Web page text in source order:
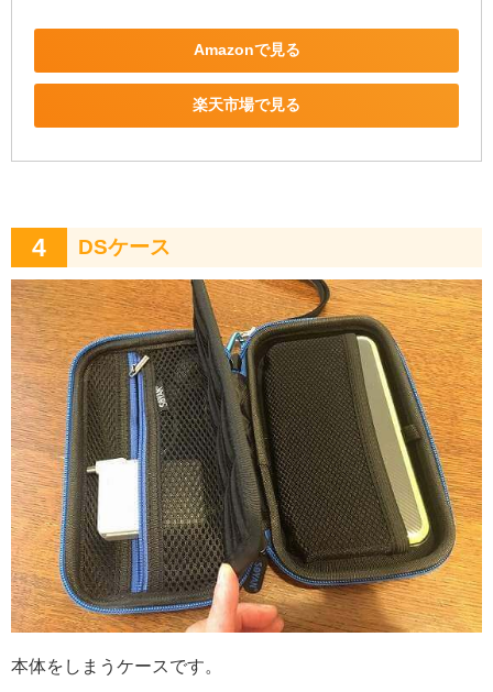
Amazonで見る
楽天市場で見る
4 DSケース
本体をしまうケースです。